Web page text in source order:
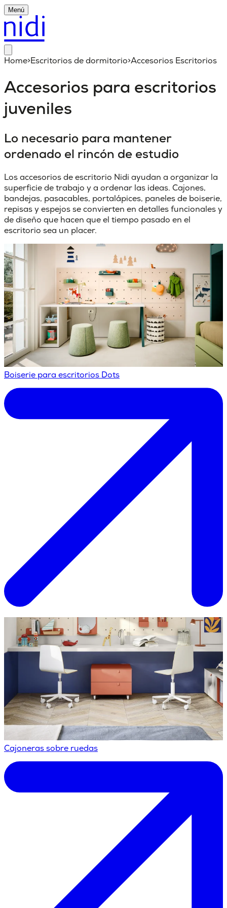
Menú
Home>Escritorios de dormitorio>Accesorios Escritorios
Accesorios para escritorios
juveniles
Lo necesario para mantener
ordenado el rincón de estudio
Los accesorios de escritorio Nidi ayudan a organizar la
superficie de trabajo y a ordenar las ideas. Cajones,
bandejas, pasacables, portalápices, paneles de boiserie,
repisas y espejos se convierten en detalles funcionales y
de diseño que hacen que el tiempo pasado en el
escritorio sea un placer.
Boiserie para escritorios Dots
Cajoneras sobre ruedas